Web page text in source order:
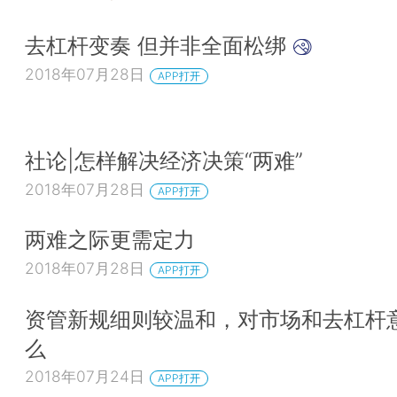
去杠杆变奏 但并非全面松绑
2018年07月28日 APP打开
社论|怎样解决经济决策“两难”
2018年07月28日 APP打开
两难之际更需定力
2018年07月28日 APP打开
资管新规细则较温和，对市场和去杠杆
么
2018年07月24日 APP打开